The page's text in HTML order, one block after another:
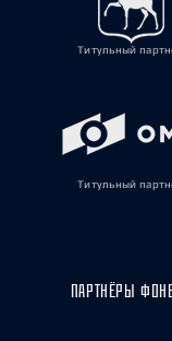
Титульный
Титульный
ПАРТНЁРЫ